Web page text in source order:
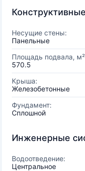
Несущие стены:
Панельные
Площадь подвала,
570.5
Крыша:
Железобетонные
Фундамент:
Сплошной
Инженерные
Водоотведение:
Центральное